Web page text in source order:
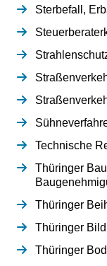
Sterbefall,
Technische
Thüringer
Thüringer
Thüringer
Thüringer